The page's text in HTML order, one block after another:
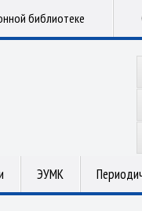
библиотеке
ЭУМК